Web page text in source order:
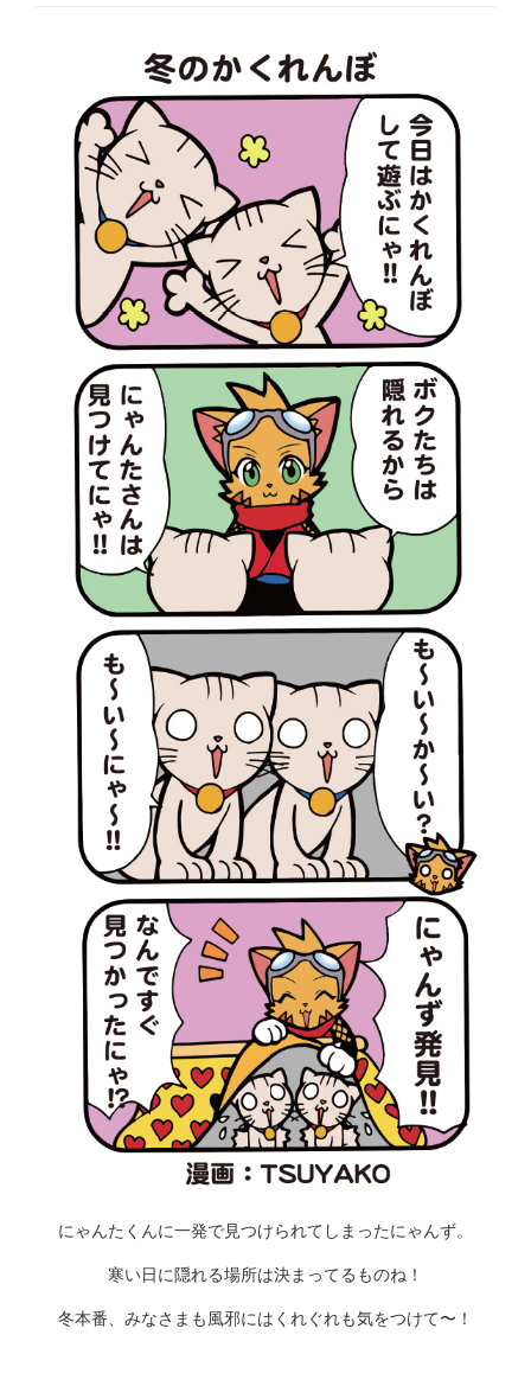
にゃんたくんに一発で見つけられてしまったにゃんず。
寒い日に隠れる場所は決まってるものね！
冬本番、みなさまも風邪にはくれぐれも気をつけて〜！